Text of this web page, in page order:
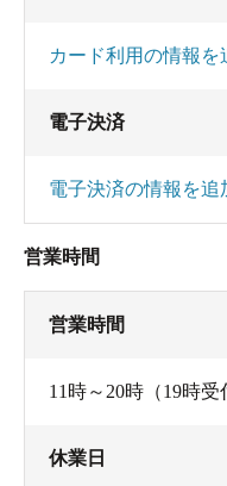
カード利用の情報を
電子決済
電子決済の情報を追
営業時間
営業時間
11時～20時（19時受
休業日